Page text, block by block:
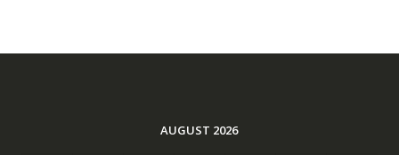
AUGUST 2026